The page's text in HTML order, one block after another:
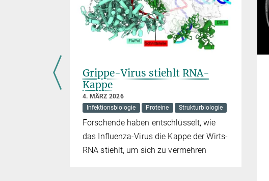
Grippe-Virus stiehlt RNA-
Kappe
4. MÄRZ 2026
Infektionsbiologie
Proteine Strukturbiologie
Forschende haben entschlüsselt, wie
das Influenza-Virus die Kappe der Wirts-
RNA stiehlt, um sich zu vermehren